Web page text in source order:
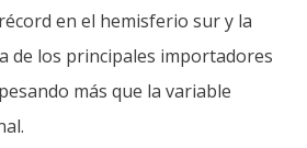
en el hemisferio sur y la
de los principales importadores
más que la variable